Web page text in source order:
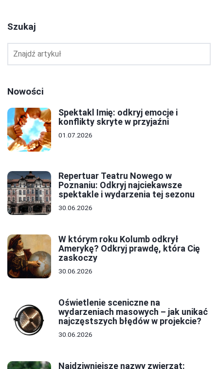
Szukaj
Nowości
Spektakl Imię: odkryj emocje i
konflikty skryte w przyjaźni
01.07.2026
Repertuar Teatru Nowego w
Poznaniu: Odkryj najciekawsze
spektakle i wydarzenia tej sezonu
30.06.2026
W którym roku Kolumb odkrył
Amerykę? Odkryj prawdę, która Cię
zaskoczy
30.06.2026
Oświetlenie sceniczne na
wydarzeniach masowych – jak unikać
najczęstszych błędów w projekcie?
30.06.2026
Najdziwniejsze nazwy zwierząt: